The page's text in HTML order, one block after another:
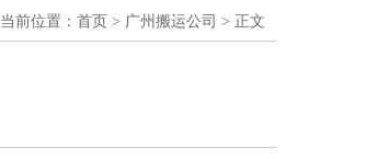
当前位置： 首页 > 广州搬运公司 > 正文